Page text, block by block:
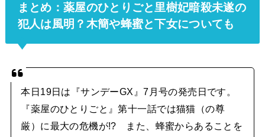
まとめ：薬屋のひとりごと里樹妃暗殺未遂の
犯人は風明？木簡や蜂蜜と下女についても
本日19日は『サンデーGX』7月号の発売日です。
『薬屋のひとりごと』第十一話では猫猫（の尊
厳）に最大の危機が!? また、蜂蜜からあることを